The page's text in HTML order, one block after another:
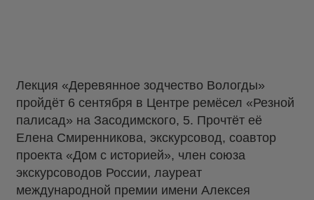
Лекция «Деревянное зодчество Вологды»
пройдёт 6 сентября в Центре ремёсел «Резной
палисад» на Засодимского, 5. Прочтёт её
Елена Смиренникова, экскурсовод, соавтор
проекта «Дом с историей», член союза
экскурсоводов России, лауреат
международной премии имени Алексея